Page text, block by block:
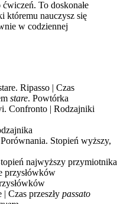
To doskonałe
któremu nauczysz się
w codziennej
Ripasso | Czas
stare. Powtórka
Confronto | Rodzajniki
Stopień wyższy,
najwyższy przymiotnika
przysłówków
| Czas przeszłypassato